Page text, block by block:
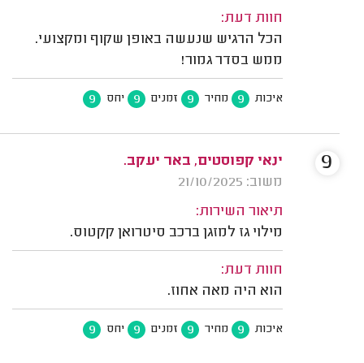
חוות דעת:
הכל הרגיש שנעשה באופן שקוף ומקצועי.
ממש בסדר גמור!
איכות 9 מחיר 9 זמנים 9 יחס 9
ינאי קפוסטים, באר יעקב.
משוב: 21/10/2025
תיאור השירות:
מילוי גז למזגן ברכב סיטרואן קקטוס.
חוות דעת:
הוא היה מאה אחוז.
איכות 9 מחיר 9 זמנים 9 יחס 9
9